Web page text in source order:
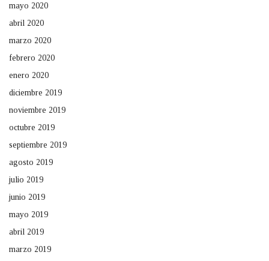
mayo 2020
abril 2020
marzo 2020
febrero 2020
enero 2020
diciembre 2019
noviembre 2019
octubre 2019
septiembre 2019
agosto 2019
julio 2019
junio 2019
mayo 2019
abril 2019
marzo 2019